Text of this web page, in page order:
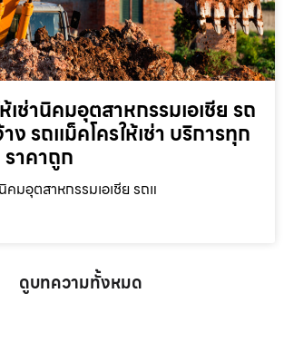
เช่านิคมอุตสาหกรรมเอเชีย รถ
ง รถแม็คโครให้เช่า บริการทุก
าคาถูก
คมอุตสาหกรรมเอเชีย รถแ
ดูบทความทั้งหมด